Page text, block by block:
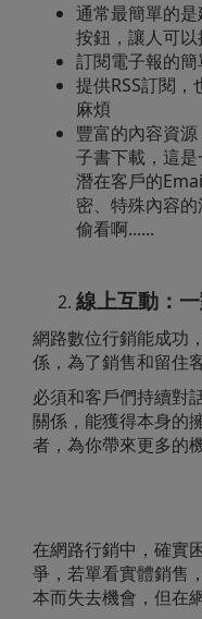
通常最簡單的
按鈕，讓人可
訂閱電子報的簡
提供RSS訂閱
麻煩
豐富的內容資
子書下載，這
潛在客戶的
密、特殊內容
偷看啊......
線上互動：
網路數位行銷能成功
係，為了銷售和留住
必須和客戶們持續對
關係，能獲得本身的
者，為你帶來更多的機
在網路行銷中，確實
爭，若單看實體銷售
本而失去機會，但在